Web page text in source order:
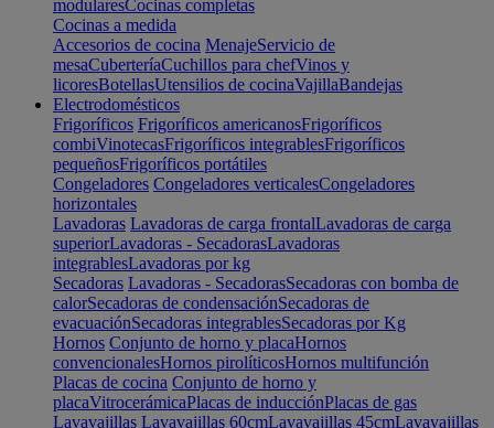
modularesCocinas completas
Cocinas a medida
Accesorios de cocina MenajeServicio de
mesaCuberteríaCuchillos para chefVinos y
licoresBotellasUtensilios de cocinaVajillaBandejas
Electrodomésticos
Frigoríficos Frigoríficos americanosFrigoríficos
combiVinotecasFrigoríficos integrablesFrigoríficos
pequeñosFrigoríficos portátiles
Congeladores Congeladores verticalesCongeladores
horizontales
Lavadoras Lavadoras de carga frontalLavadoras de carga
superiorLavadoras - SecadorasLavadoras
integrablesLavadoras por kg
Secadoras Lavadoras - SecadorasSecadoras con bomba de
calorSecadoras de condensaciónSecadoras de
evacuaciónSecadoras integrablesSecadoras por Kg
Hornos Conjunto de horno y placaHornos
convencionalesHornos pirolíticosHornos multifunción
Placas de cocina Conjunto de horno y
placaVitrocerámicaPlacas de inducciónPlacas de gas
Lavavajillas Lavavajillas 60cmLavavajillas 45cmLavavajillas